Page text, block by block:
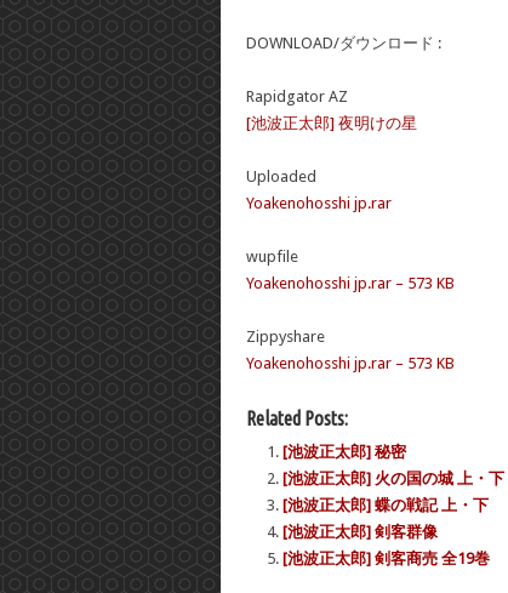
DOWNLOAD/ダウンロード :
Rapidgator AZ
[池波正太郎] 夜明けの星
Uploaded
Yoakenohosshi jp.rar
wupfile
Yoakenohosshi jp.rar – 573 KB
Zippyshare
Yoakenohosshi jp.rar – 573 KB
Related Posts:
[池波正太郎] 秘密
[池波正太郎] 火の国の城 上・下
[池波正太郎] 蝶の戦記 上・下
[池波正太郎] 剣客群像
[池波正太郎] 剣客商売 全19巻